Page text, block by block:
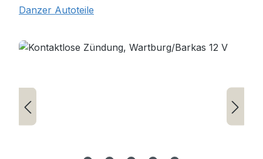
Danzer Autoteile
Bildergalerie überspringen